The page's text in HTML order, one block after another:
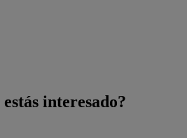
interesado?